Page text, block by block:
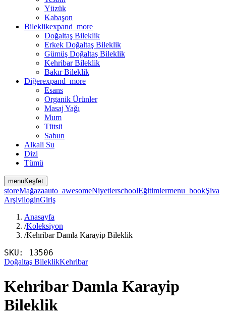
Yüzük
Kabaşon
Bileklikexpand_more
Doğaltaş Bileklik
Erkek Doğaltaş Bileklik
Gümüş Doğaltaş Bileklik
Kehribar Bileklik
Bakır Bileklik
Diğerexpand_more
Esans
Organik Ürünler
Masaj Yağı
Mum
Tütsü
Sabun
Alkali Su
Dizi
Tümü
menuKeşfet
storeMağazaauto_awesomeNiyetlerschoolEğitimlermenu_bookŞiva
ArşiviloginGiriş
Anasayfa
/Koleksiyon
/Kehribar Damla Karayip Bileklik
SKU: 13506
Doğaltaş BileklikKehribar
Kehribar Damla Karayip
Bileklik